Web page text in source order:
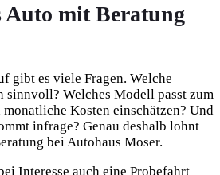
Auto mit Beratung
gibt es viele Fragen. Welche
Welches Modell passt zum
Kosten einschätzen? Und
infrage? Genau deshalb lohnt
bei Autohaus Moser.
Interesse auch eine Probefahrt